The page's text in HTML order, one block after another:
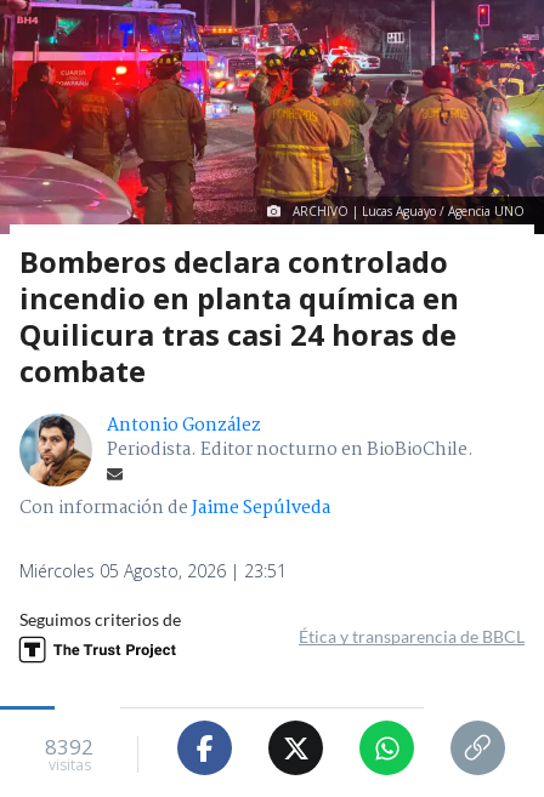
ARCHIVO | Lucas Aguayo / Agencia UNO
Bomberos declara controlado
incendio en planta química en
Quilicura tras casi 24 horas de
combate
Antonio González
Periodista. Editor nocturno en BioBioChile.
Con información deJaime Sepúlveda
Miércoles 05 Agosto, 2026 | 23:51
Seguimos criterios de
Ética y transparencia de BBCL
8392
visitas